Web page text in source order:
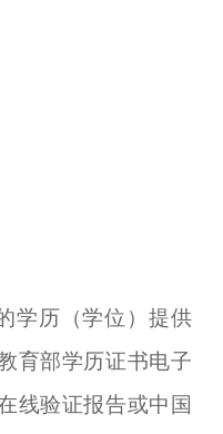
学历（学位）提供
育部学历证书电子
线验证报告或中国